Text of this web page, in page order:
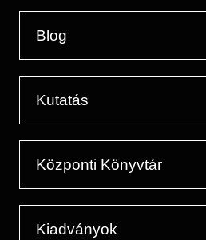
Blog
Kutatás
Központi Könyvtár
Kiadványok